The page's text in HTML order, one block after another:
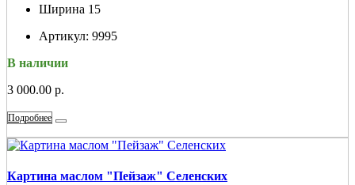
Ширина 15
Артикул: 9995
В наличии
3 000.00 р.
Подробнее
Картина маслом "Пейзаж" Селенских